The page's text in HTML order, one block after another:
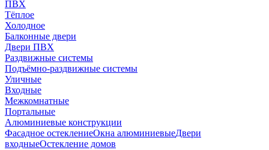
ПВХ
Тёплое
Холодное
Балконные двери
Двери ПВХ
Раздвижные системы
Подъёмно-раздвижные системы
Уличные
Входные
Межкомнатные
Портальные
Алюминиевые конструкции
Фасадное остеклениеОкна алюминиевыеДвери
входныеОстекление домов